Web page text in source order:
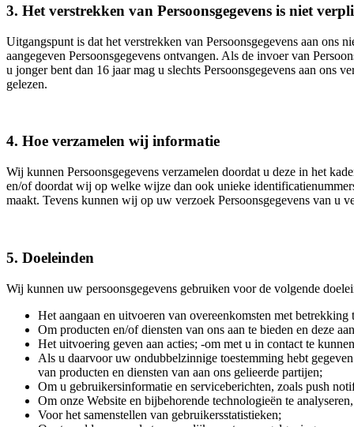
3. Het verstrekken van Persoonsgegevens is niet
Uitgangspunt is dat het verstrekken van Persoonsgegevens aan ons
aangegeven Persoonsgegevens ontvangen. Als de invoer van
u jonger bent dan 16 jaar mag u slechts Persoonsgegevens aan
gelezen.
4. Hoe verzamelen wij informatie
Wij kunnen Persoonsgegevens verzamelen doordat u deze in het
en/of doordat wij op welke wijze dan ook unieke
maakt. Tevens kunnen wij op uw verzoek Persoonsgegevens van u
5. Doeleinden
Wij kunnen uw persoonsgegevens gebruiken voor de volgende
Het aangaan en uitvoeren van overeenkomsten met
Om producten en/of diensten van ons aan te bieden en deze
Het uitvoering geven aan acties; -om met u in contact te
Als u daarvoor uw ondubbelzinnige toestemming hebt
van producten en diensten van aan ons gelieerde partijen;
Om u gebruikersinformatie en serviceberichten, zoals push
Om onze Website en bijbehorende technologieën te
Voor het samenstellen van gebruikersstatistieken;